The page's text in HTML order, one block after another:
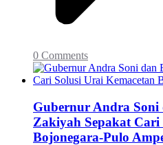
0 Comments
Gubernur Andra
Zakiyah Sepakat Cari
Bojonegara-Pulo